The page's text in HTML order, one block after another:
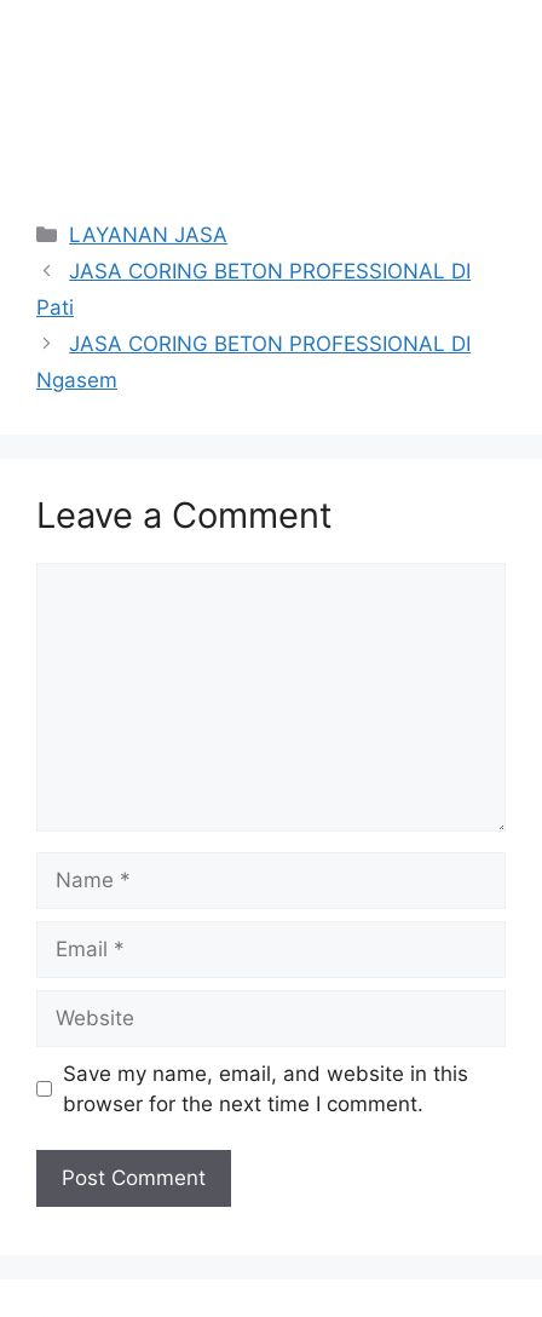
Categories
LAYANAN JASA
JASA CORING BETON PROFESSIONAL DI
Pati
JASA CORING BETON PROFESSIONAL DI
Ngasem
Leave a Comment
Save my name, email, and website in this
browser for the next time I comment.